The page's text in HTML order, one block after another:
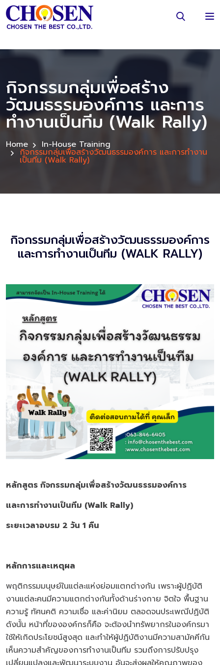
กิจกรรมกลุ่มเพื่อสร้าง
วัฒนธรรมองค์การ และการ
ทำงานเป็นทีม (Walk Rally)
Home In-House Training
กิจกรรมกลุ่มเพื่อสร้างวัฒนธรรมองค์การ และการทำงาน
เป็นทีม (Walk Rally)
กิจกรรมกลุ่มเพื่อสร้างวัฒนธรรมองค์การ
และการทำงานเป็นทีม (WALK RALLY)
หลักสูตร กิจกรรมกลุ่มเพื่อสร้างวัฒนธรรมองค์การ
และการทำงานเป็นทีม (Walk Rally)
ระยะเวลาอบรม 2 วัน 1 คืน
หลักการและเหตุผล
พฤติกรรมมนุษย์ในแต่ละแห่งย่อมแตกต่างกัน เพราะผู้ปฏิบัติ
งานแต่ละคนมีความแตกต่างกันทั้งด้านร่างกาย จิตใจ พื้นฐาน
ความรู้ ทัศนคติ ความเชื่อ และค่านิยม ตลอดจนประเพณีปฏิบัติ
ดังนั้น หน้าที่ขององค์กรก็คือ จะต้องนำทรัพยากรในองค์กรมา
ใช้ให้เกิดประโยชน์สูงสุด และทำให้ผู้ปฏิบัติงานมีความสามัคคีกัน
เห็นความสำคัญของการทำงานเป็นทีม รวมถึงการปรับปรุง